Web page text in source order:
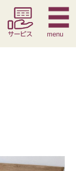
サービス
menu